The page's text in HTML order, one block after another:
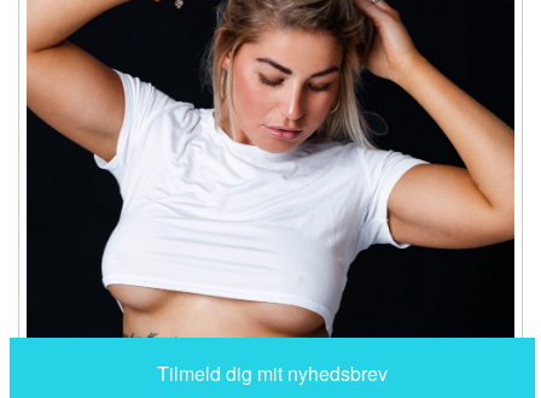
Luk
Tilmeld dig til mit nyhedsbrev, og få besked direkte i din
indbakke når der kommer noget nyt.
Du kan til enhver tid framelde dig igen.